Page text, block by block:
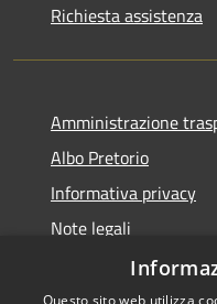
Richiesta assistenza
Amministrazione
Albo Pretorio
Informativa privacy
Note legali
Dichiarazione di
Questo sito web utilizza